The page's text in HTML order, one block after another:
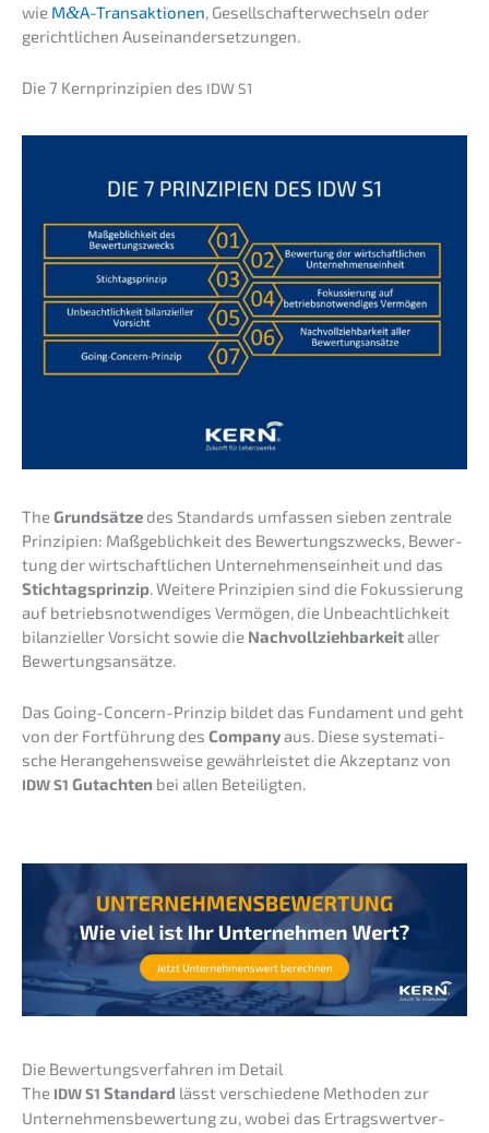
wie M&A-Transaktionen, Gesell­schaf­ter­wech­seln oder
gericht­li­chen Auseinandersetzungen.
Die 7 Kernprin­zi­pi­en des IDWS1
TheGrund­sät­ze des Standards umfas­sen sieben zentra­le
Prinzi­pi­en: Maßgeb­lich­keit des Bewer­tungs­zwecks, Bewer­
tung der wirtschaft­li­chen Unter­neh­mens­ein­heit und das
Stich­tags­prin­zip. Weite­re Prinzi­pi­en sind die Fokus­sie­rung
auf betriebs­not­wen­di­ges Vermö­gen, die Unbeacht­lich­keit
bilan­zi­el­ler Vorsicht sowie die Nachvoll­zieh­bar­keitaller
Bewertungsansätze.
Das Going-Concern-Prinzip bildet das Funda­ment und geht
von der Fortfüh­rung des Compa­nyaus. Diese syste­ma­ti­
sche Heran­ge­hens­wei­se gewähr­leis­tet die Akzep­tanz von
IDWS1 Gutach­ten bei allen Beteiligten.
Die Bewer­tungs­ver­fah­ren im Detail
The IDWS1 Standard lässt verschie­de­ne Metho­den zur
Unter­neh­mens­be­wer­tung zu, wobei das Ertrags­wert­ver­